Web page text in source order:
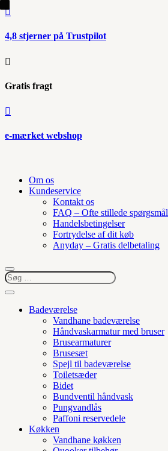

4,8 stjerner på Trustpilot

Gratis fragt

e-mærket webshop
Om os
Kundeservice
Kontakt os
FAQ – Ofte stillede spørgsmål
Handelsbetingelser
Fortrydelse af dit køb
Anyday – Gratis delbetaling
Badeværelse
Vandhane badeværelse
Håndvaskarmatur med bruser
Brusearmaturer
Brusesæt
Spejl til badeværelse
Toiletsæder
Bidet
Bundventil håndvask
Pungvandlås
Paffoni reservedele
Køkken
Vandhane køkken